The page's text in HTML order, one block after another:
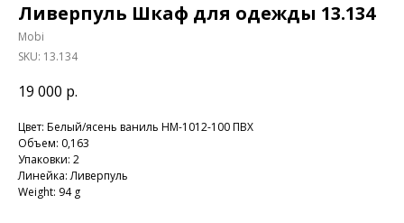
Ливерпуль Шкаф для одежды 13.134
Mobi
SKU: 13.134
19 000 р.
Цвет: Белый/ясень ваниль НМ-1012-100 ПВХ
Объем: 0,163
Упаковки: 2
Линейка: Ливерпуль
Weight: 94 g